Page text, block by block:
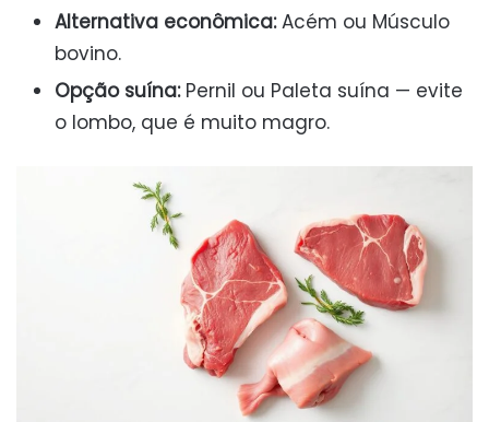
Alternativa econômica:Acém ou Músculo
bovino.
Opção suína:Pernil ou Paleta suína — evite
o lombo, que é muito magro.